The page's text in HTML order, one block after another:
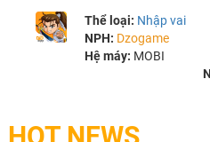
Thể loại: Nhập vai
NPH: Dzogame
Hệ máy: MOBI